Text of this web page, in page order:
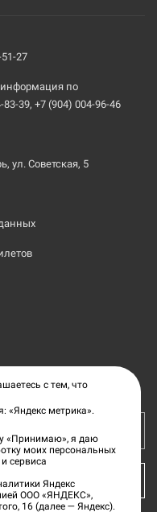
27
информация по
39, +7 (904) 004-96-46
ул. Советская, 5
с тем, что
«Яндекс метрика».
«Принимаю», я даю
моих персональных
сервиса
Яндекс
ООО «ЯНДЕКС»,
16 (далее — Яндекс).